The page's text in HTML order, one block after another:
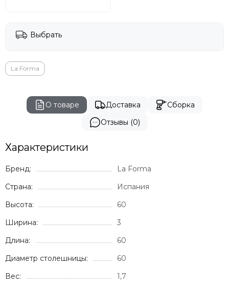
ReverВыбрать
La Forma
О товаре Доставка
Сборка
Отзывы (0)
Характеристики
Бренд:
La Forma
Страна:
Испания
Высота:
60
Ширина:
3
Длина:
60
Диаметр столешницы:
60
Вес:
1,7